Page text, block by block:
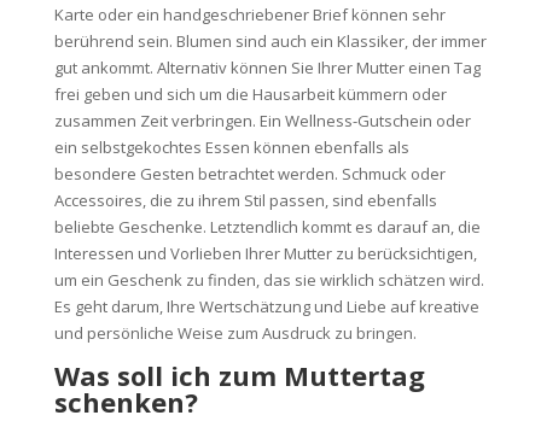
Karte oder ein handgeschriebener Brief können sehr
berührend sein. Blumen sind auch ein Klassiker, der immer
gut ankommt. Alternativ können Sie Ihrer Mutter einen Tag
frei geben und sich um die Hausarbeit kümmern oder
zusammen Zeit verbringen. Ein Wellness-Gutschein oder
ein selbstgekochtes Essen können ebenfalls als
besondere Gesten betrachtet werden. Schmuck oder
Accessoires, die zu ihrem Stil passen, sind ebenfalls
beliebte Geschenke. Letztendlich kommt es darauf an, die
Interessen und Vorlieben Ihrer Mutter zu berücksichtigen,
um ein Geschenk zu finden, das sie wirklich schätzen wird.
Es geht darum, Ihre Wertschätzung und Liebe auf kreative
und persönliche Weise zum Ausdruck zu bringen.
Was soll ich zum Muttertag
schenken?